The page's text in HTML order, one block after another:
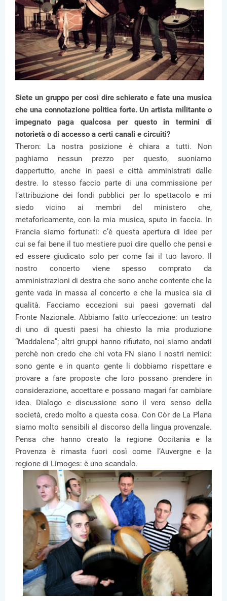
Siete un gruppo per così dire schierato e fate una musica
che una connotazione politica forte. Un artista militante o
impegnato paga qualcosa per questo in termini di
notorietà o di accesso a certi canali e circuiti?
Theron: La nostra posizione è chiara a tutti. Non
paghiamo nessun prezzo per questo, suoniamo
dappertutto, anche in paesi e città amministrati dalle
destre. Io stesso faccio parte di una commissione per
l’attribuzione dei fondi pubblici per lo spettacolo e mi
siedo vicino ai membri del ministero che,
metaforicamente, con la mia musica, sputo in faccia. In
Francia siamo fortunati: c’è questa apertura di idee per
cui se fai bene il tuo mestiere puoi dire quello che pensi e
ed essere giudicato solo per come fai il tuo lavoro. Il
nostro concerto viene spesso comprato da
amministrazioni di destra che sono anche contente che la
gente vada in massa al concerto e che la musica sia di
qualità. Facciamo eccezioni sui paesi governati dal
Fronte Nazionale. Abbiamo fatto un’eccezione: un teatro
di uno di questi paesi ha chiesto la mia produzione
“Maddalena”; altri gruppi hanno rifiutato, noi siamo andati
perchè non credo che chi vota FN siano i nostri nemici:
sono gente e in quanto gente li dobbiamo rispettare e
provare a fare proposte che loro possano prendere in
considerazione, accettare e possano magari far cambiare
idea. Dialogo e discussione sono il vero senso della
società, credo molto a questa cosa. Con Còr de La Plana
siamo molto sensibili al discorso della lingua provenzale.
Pensa che hanno creato la regione Occitania e la
Provenza è rimasta fuori così come l’Auvergne e la
regione di Limoges: è uno scandalo.